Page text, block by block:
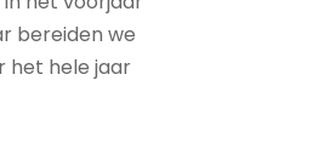
bereiden we
het hele jaar